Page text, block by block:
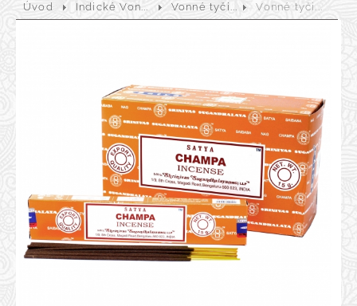
Úvod Indické Von... Vonné tyči... Vonné tyči...